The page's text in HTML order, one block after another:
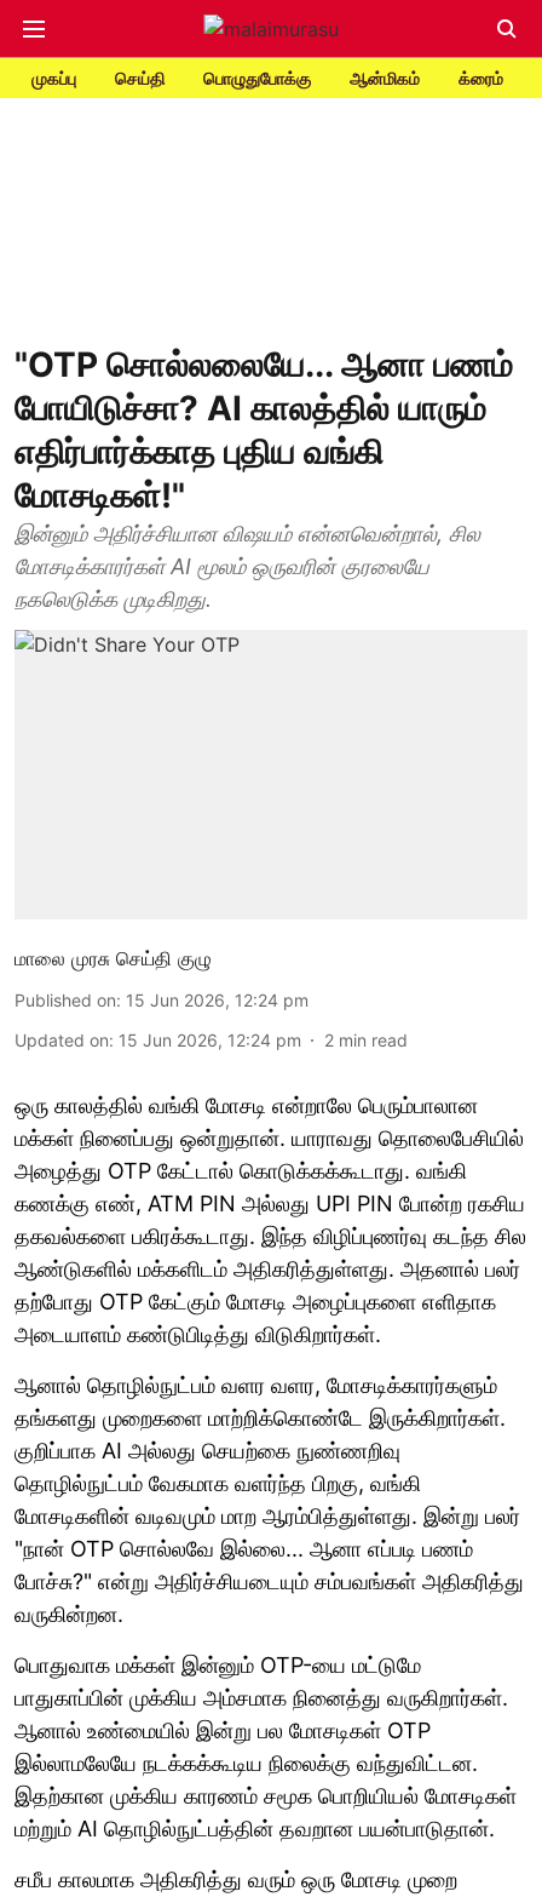
முகப்பு செய்தி பொழுதுபோக்கு ஆன்மிகம் க்ரைம்
"OTP சொல்லலையே... ஆனா பணம்
போயிடுச்சா? AI காலத்தில் யாரும்
எதிர்பார்க்காத புதிய வங்கி
மோசடிகள்!"
இன்னும் அதிர்ச்சியான விஷயம் என்னவென்றால், சில
மோசடிக்காரர்கள் AI மூலம் ஒருவரின் குரலையே
நகலெடுக்க முடிகிறது.
மாலை முரசு செய்தி குழு
Published on: 15 Jun 2026, 12:24 pm
Updated on: 15 Jun 2026, 12:24 pm 2 min read
ஒரு காலத்தில் வங்கி மோசடி என்றாலே பெரும்பாலான
மக்கள் நினைப்பது ஒன்றுதான். யாராவது தொலைபேசியில்
அழைத்து OTP கேட்டால் கொடுக்கக்கூடாது. வங்கி
கணக்கு எண், ATM PIN அல்லது UPI PIN போன்ற ரகசிய
தகவல்களை பகிரக்கூடாது. இந்த விழிப்புணர்வு கடந்த சில
ஆண்டுகளில் மக்களிடம் அதிகரித்துள்ளது. அதனால் பலர்
தற்போது OTP கேட்கும் மோசடி அழைப்புகளை எளிதாக
அடையாளம் கண்டுபிடித்து விடுகிறார்கள்.
ஆனால் தொழில்நுட்பம் வளர வளர, மோசடிக்காரர்களும்
தங்களது முறைகளை மாற்றிக்கொண்டே இருக்கிறார்கள்.
குறிப்பாக AI அல்லது செயற்கை நுண்ணறிவு
தொழில்நுட்பம் வேகமாக வளர்ந்த பிறகு, வங்கி
மோசடிகளின் வடிவமும் மாற ஆரம்பித்துள்ளது. இன்று பலர்
"நான் OTP சொல்லவே இல்லை... ஆனா எப்படி பணம்
போச்சு?" என்று அதிர்ச்சியடையும் சம்பவங்கள் அதிகரித்து
வருகின்றன.
பொதுவாக மக்கள் இன்னும் OTP-யை மட்டுமே
பாதுகாப்பின் முக்கிய அம்சமாக நினைத்து வருகிறார்கள்.
ஆனால் உண்மையில் இன்று பல மோசடிகள் OTP
இல்லாமலேயே நடக்கக்கூடிய நிலைக்கு வந்துவிட்டன.
இதற்கான முக்கிய காரணம் சமூக பொறியியல் மோசடிகள்
மற்றும் AI தொழில்நுட்பத்தின் தவறான பயன்பாடுதான்.
சமீப காலமாக அதிகரித்து வரும் ஒரு மோசடி முறை